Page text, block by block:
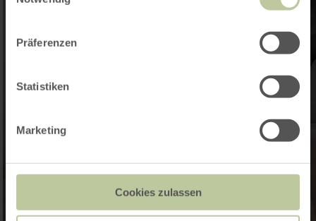
Präferenzen
Statistiken
Marketing
Cookies zulassen